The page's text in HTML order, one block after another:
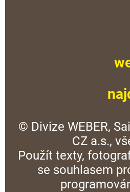
© Divize WEBER,
CZ a.s.,
Použít texty,
se souhlasem